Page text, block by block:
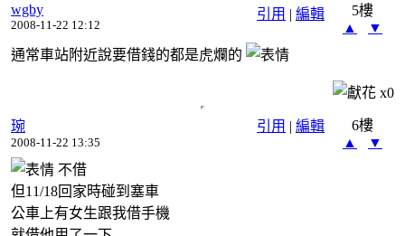
引用 | 編輯
wgby
2008-11-22 12:12
5樓
▲
▼
通常車站附近說要借錢的都是虎爛的
x0
引用 | 編輯
琬
2008-11-22 13:35
6樓
▲
▼
不借
但11/18回家時碰到塞車
公車上有女生跟我借手機